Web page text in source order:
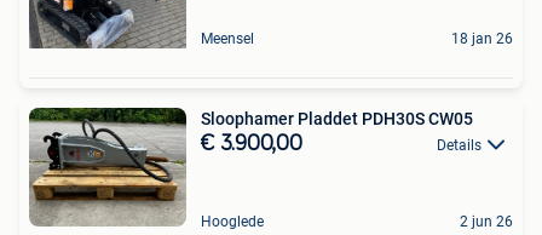
Meensel 18 jan 26
Sloophamer Pladdet PDH30S CW05
€ 3.900,00 Details
Hooglede 2 jun 26